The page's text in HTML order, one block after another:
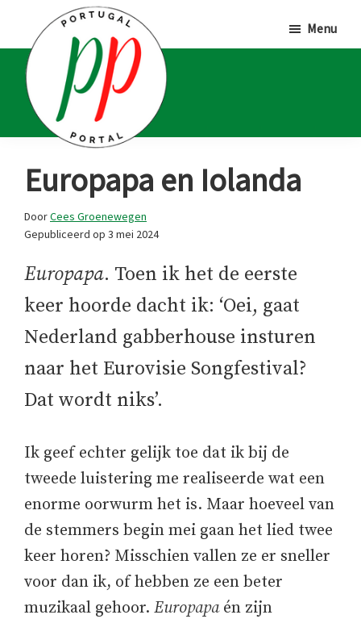
hoofd
inhoud
eerste
sidebar
voettekst
Portal
Portugalliefhebbers
en
-
fanaten
Menu
Europapa en Iolanda
DoorCees Groenewegen
Gepubliceerd op 3 mei 2024
Europapa. Toen ik het de eerste
keer hoorde dacht ik: ‘Oei, gaat
Nederland gabberhouse insturen
naar het Eurovisie Songfestival?
Dat wordt niks’.
Ik geef echter gelijk toe dat ik bij de
tweede luistering me realiseerde wat een
enorme oorwurm het is. Maar hoeveel van
de stemmers begin mei gaan het lied twee
keer horen? Misschien vallen ze er sneller
voor dan ik, of hebben ze een beter
muzikaal gehoor. Europapa én zijn